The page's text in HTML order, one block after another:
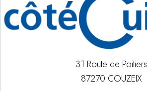
31 Route de Poitiers
87270 COUZEIX